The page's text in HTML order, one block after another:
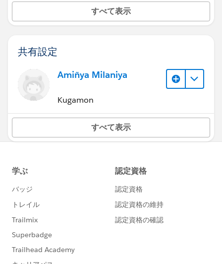
すべて表示
共有設定
Amiñya Milaniya
Kugamon
すべて表示